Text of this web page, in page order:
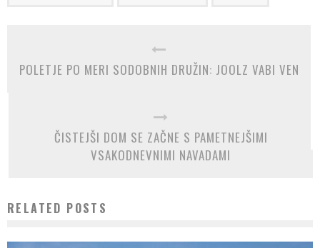
POLETJE PO MERI SODOBNIH DRUŽIN: JOOLZ VABI VEN
ČISTEJŠI DOM SE ZAČNE S PAMETNEJŠIMI
VSAKODNEVNIMI NAVADAMI
RELATED POSTS